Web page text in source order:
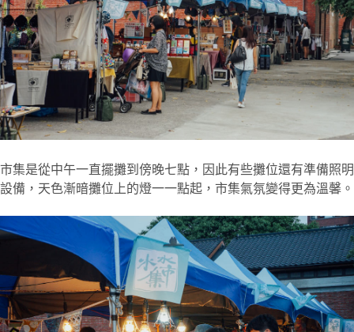
市集是從中午一直擺攤到傍晚七點，因此有些攤位還有準備照明
設備，天色漸暗攤位上的燈一一點起，市集氣氛變得更為溫馨。